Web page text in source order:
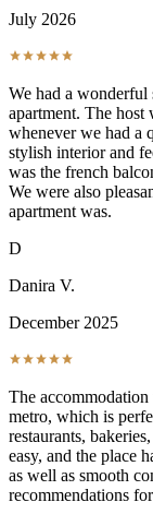
July 2026
We had a
apartment. The host
whenever we had a
stylish interior and
was the french
We were also
apartment was.
D
Danira V.
December 2025
The
metro, which is
restaurants,
easy, and the place
as well as smooth
recommendations